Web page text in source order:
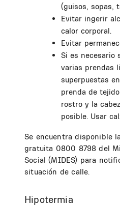
(guisos, sopas,
Evitar ingerir
calor corporal.
Evitar
Si es necesario
varias prendas
superpuestas
prenda de
rostro y la
posible. Usar
Se encuentra disponible
gratuita 0800 8798 del
Social (MIDES) para
situación de calle.
Hipotermia